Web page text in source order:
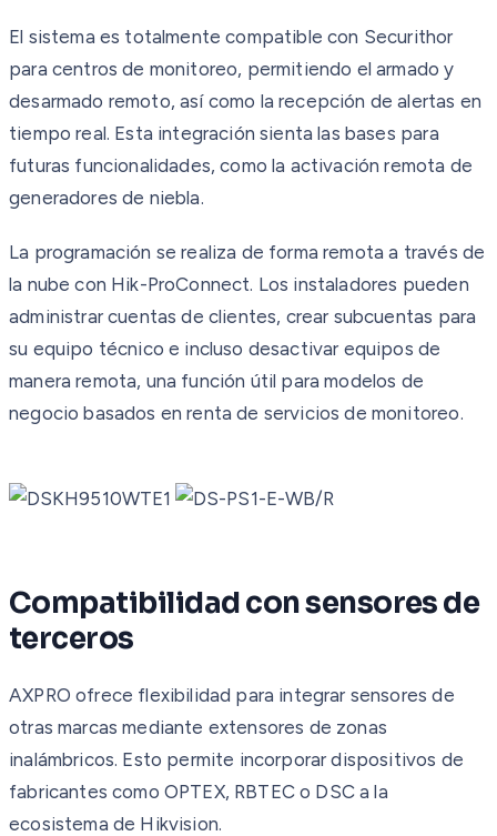
El sistema es totalmente compatible con Securithor
para centros de monitoreo, permitiendo el armado y
desarmado remoto, así como la recepción de alertas en
tiempo real. Esta integración sienta las bases para
futuras funcionalidades, como la activación remota de
generadores de niebla.
La programación se realiza de forma remota a través de
la nube con Hik-ProConnect. Los instaladores pueden
administrar cuentas de clientes, crear subcuentas para
su equipo técnico e incluso desactivar equipos de
manera remota, una función útil para modelos de
negocio basados en renta de servicios de monitoreo.
Compatibilidad con sensores de
terceros
AXPRO ofrece flexibilidad para integrar sensores de
otras marcas mediante extensores de zonas
inalámbricos. Esto permite incorporar dispositivos de
fabricantes como OPTEX, RBTEC o DSC a la
ecosistema de Hikvision.